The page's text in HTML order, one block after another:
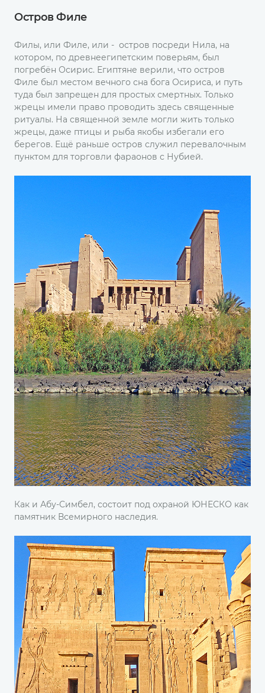
Остров Филе
Филы, или Филе, или - остров посреди Нила, на
котором, по древнеегипетским поверьям, был
погребён Осирис. Египтяне верили, что остров
Филе был местом вечного сна бога Осириса, и путь
туда был запрещен для простых смертных. Только
жрецы имели право проводить здесь священные
ритуалы. На священной земле могли жить только
жрецы, даже птицы и рыба якобы избегали его
берегов. Ещё раньше остров служил перевалочным
пунктом для торговли фараонов с Нубией.
Как и Абу-Симбел, состоит под охраной ЮНЕСКО как
памятник Всемирного наследия.